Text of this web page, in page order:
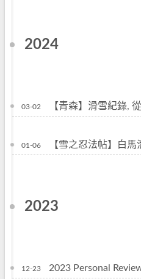
2024
03-02 【青森】滑雪紀錄,
01-06 【雪之忍法帖】白
2023
12-23 2023 Personal